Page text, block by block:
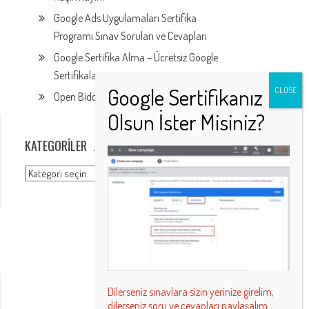
Google Ads Uygulamaları Sertifika
Programı Sınav Soruları ve Cevapları
Google Sertifika Alma – Ücretsiz Google
Sertifikaları
Open Bidding Nedir? Ne İşe Yarar?
KATEGORILER
Kategoriler
Dilerseniz sınavlara sizin yerinize girelim,
dilerseniz soru ve cevapları paylaşalım.